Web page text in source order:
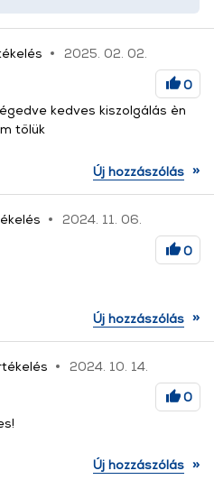
2025. 02. 02.
0
kedves kiszolgálás èn
tőlük
Új hozzászólás »
2024. 11. 06.
0
Új hozzászólás »
2024. 10. 14.
0
Új hozzászólás »